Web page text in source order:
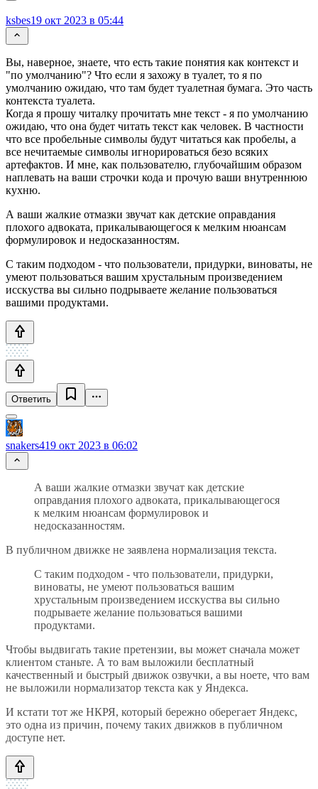
ksbes19 окт 2023 в 05:44
Вы, наверное, знаете, что есть такие понятия как контекст и
"по умолчанию"? Что если я захожу в туалет, то я по
умолчанию ожидаю, что там будет туалетная бумага. Это часть
контекста туалета.
Когда я прошу читалку прочитать мне текст - я по умолчанию
ожидаю, что она будет читать текст как человек. В частности
что все пробельные символы будут читаться как пробелы, а
все нечитаемые символы игнорироваться безо всяких
артефактов. И мне, как пользователю, глубочайшим образом
наплевать на ваши строчки кода и прочую ваши внутреннюю
кухню.
А ваши жалкие отмазки звучат как детские оправдания
плохого адвоката, прикалывающегося к мелким нюансам
формулировок и недосказанностям.
С таким подходом - что пользователи, придурки, виноваты, не
умеют пользоваться вашим хрустальным произведением
исскуства вы сильно подрываете желание пользоваться
вашими продуктами.
Ответить
snakers419 окт 2023 в 06:02
А ваши жалкие отмазки звучат как детские
оправдания плохого адвоката, прикалывающегося
к мелким нюансам формулировок и
недосказанностям.
В публичном движке не заявлена нормализация текста.
С таким подходом - что пользователи, придурки,
виноваты, не умеют пользоваться вашим
хрустальным произведением исскуства вы сильно
подрываете желание пользоваться вашими
продуктами.
Чтобы выдвигать такие претензии, вы может сначала может
клиентом станьте. А то вам выложили бесплатный
качественный и быстрый движок озвучки, а вы ноете, что вам
не выложили нормализатор текста как у Яндекса.
И кстати тот же НКРЯ, который бережно оберегает Яндекс,
это одна из причин, почему таких движков в публичном
доступе нет.